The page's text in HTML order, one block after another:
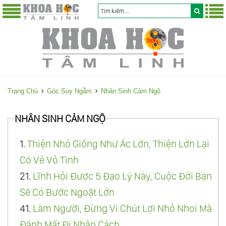
Trang Chủ Góc Suy Ngẫm Nhân Sinh Cảm Ngộ
NHÂN SINH CẢM NGỘ
1. Thiện Nhỏ Giống Như Ác Lớn, Thiện Lớn Lại
Có Vẻ Vô Tình
21. Lĩnh Hội Được 5 Đạo Lý Này, Cuộc Đời Bạn
Sẽ Có Bước Ngoặt Lớn
41. Làm Người, Đừng Vì Chút Lợi Nhỏ Nhoi Mà